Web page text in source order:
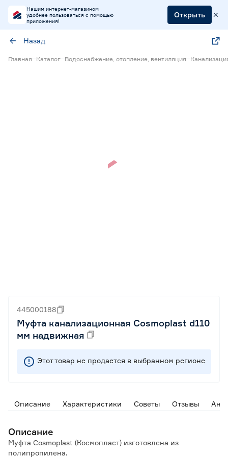
Нашим интернет-магазином
удобнее пользоваться с помощью
приложения!
Открыть
Назад
Главная Каталог Водоснабжение, отопление, вентиляция
445000188
Муфта канализационная Cosmoplast d110
мм надвижная
Этот товар не продается в выбранном регионе
Описание Характеристики Советы Отзывы
Описание
Муфта Cosmoplast (Космопласт) изготовлена из
полипропилена.